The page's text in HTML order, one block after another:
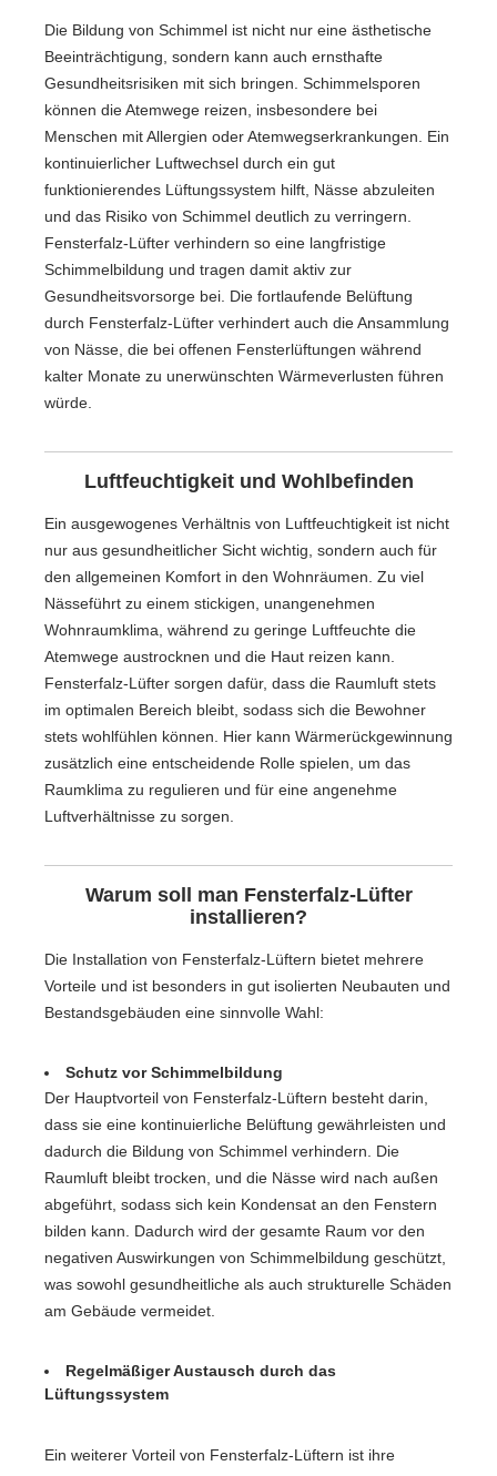
Die Bildung von Schimmel ist nicht nur eine ästhetische
Beeinträchtigung, sondern kann auch ernsthafte
Gesundheitsrisiken mit sich bringen. Schimmelsporen
können die Atemwege reizen, insbesondere bei
Menschen mit Allergien oder Atemwegserkrankungen. Ein
kontinuierlicher Luftwechsel durch ein gut
funktionierendes Lüftungssystem hilft, Nässe abzuleiten
und das Risiko von Schimmel deutlich zu verringern.
Fensterfalz-Lüfter verhindern so eine langfristige
Schimmelbildung und tragen damit aktiv zur
Gesundheitsvorsorge bei. Die fortlaufende Belüftung
durch Fensterfalz-Lüfter verhindert auch die Ansammlung
von Nässe, die bei offenen Fensterlüftungen während
kalter Monate zu unerwünschten Wärmeverlusten führen
würde.
Luftfeuchtigkeit und Wohlbefinden
Ein ausgewogenes Verhältnis von Luftfeuchtigkeit ist nicht
nur aus gesundheitlicher Sicht wichtig, sondern auch für
den allgemeinen Komfort in den Wohnräumen. Zu viel
Nässeführt zu einem stickigen, unangenehmen
Wohnraumklima, während zu geringe Luftfeuchte die
Atemwege austrocknen und die Haut reizen kann.
Fensterfalz-Lüfter sorgen dafür, dass die Raumluft stets
im optimalen Bereich bleibt, sodass sich die Bewohner
stets wohlfühlen können. Hier kann Wärmerückgewinnung
zusätzlich eine entscheidende Rolle spielen, um das
Raumklima zu regulieren und für eine angenehme
Luftverhältnisse zu sorgen.
Warum soll man Fensterfalz-Lüfter
installieren?
Die Installation von Fensterfalz-Lüftern bietet mehrere
Vorteile und ist besonders in gut isolierten Neubauten und
Bestandsgebäuden eine sinnvolle Wahl:
Schutz vor Schimmelbildung
Der Hauptvorteil von Fensterfalz-Lüftern besteht darin,
dass sie eine kontinuierliche Belüftung gewährleisten und
dadurch die Bildung von Schimmel verhindern. Die
Raumluft bleibt trocken, und die Nässe wird nach außen
abgeführt, sodass sich kein Kondensat an den Fenstern
bilden kann. Dadurch wird der gesamte Raum vor den
negativen Auswirkungen von Schimmelbildung geschützt,
was sowohl gesundheitliche als auch strukturelle Schäden
am Gebäude vermeidet.
Regelmäßiger Austausch durch das
Lüftungssystem
Ein weiterer Vorteil von Fensterfalz-Lüftern ist ihre